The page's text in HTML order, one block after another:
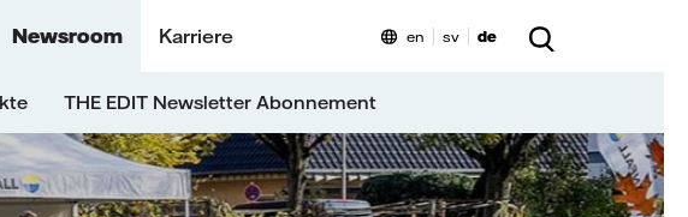
Newsroom Karriere
THE EDIT Newsletter Abonnement
en sv de